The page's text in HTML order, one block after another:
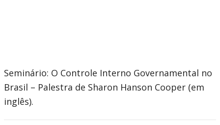
Seminário: O Controle Interno Governamental no
Brasil – Palestra de Sharon Hanson Cooper (em
inglês).